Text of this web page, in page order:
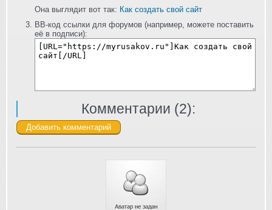
Она выглядит вот так: Как создать свой сайт
BB-код ссылки для форумов (например, можете поставить
её в подписи):
Комментарии (2):